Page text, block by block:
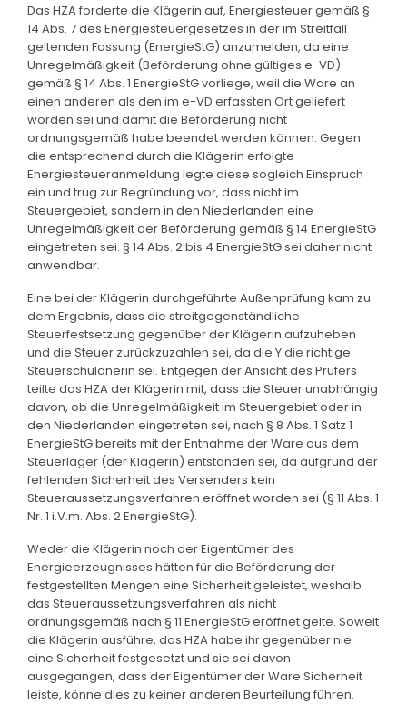
Das HZA forderte die Klägerin auf, Energiesteuer gemäß §
14 Abs. 7 des Energiesteuergesetzes in der im Streitfall
geltenden Fassung (EnergieStG) anzumelden, da eine
Unregelmäßigkeit (Beförderung ohne gültiges e-VD)
gemäß § 14 Abs. 1 EnergieStG vorliege, weil die Ware an
einen anderen als den im e-VD erfassten Ort geliefert
worden sei und damit die Beförderung nicht
ordnungsgemäß habe beendet werden können. Gegen
die entsprechend durch die Klägerin erfolgte
Energiesteueranmeldung legte diese sogleich Einspruch
ein und trug zur Begründung vor, dass nicht im
Steuergebiet, sondern in den Niederlanden eine
Unregelmäßigkeit der Beförderung gemäß § 14 EnergieStG
eingetreten sei. § 14 Abs. 2 bis 4 EnergieStG sei daher nicht
anwendbar.
Eine bei der Klägerin durchgeführte Außenprüfung kam zu
dem Ergebnis, dass die streitgegenständliche
Steuerfestsetzung gegenüber der Klägerin aufzuheben
und die Steuer zurückzuzahlen sei, da die Y die richtige
Steuerschuldnerin sei. Entgegen der Ansicht des Prüfers
teilte das HZA der Klägerin mit, dass die Steuer unabhängig
davon, ob die Unregelmäßigkeit im Steuergebiet oder in
den Niederlanden eingetreten sei, nach § 8 Abs. 1 Satz 1
EnergieStG bereits mit der Entnahme der Ware aus dem
Steuerlager (der Klägerin) entstanden sei, da aufgrund der
fehlenden Sicherheit des Versenders kein
Steueraussetzungsverfahren eröffnet worden sei (§ 11 Abs. 1
Nr. 1 i.V.m. Abs. 2 EnergieStG).
Weder die Klägerin noch der Eigentümer des
Energieerzeugnisses hätten für die Beförderung der
festgestellten Mengen eine Sicherheit geleistet, weshalb
das Steueraussetzungsverfahren als nicht
ordnungsgemäß nach § 11 EnergieStG eröffnet gelte. Soweit
die Klägerin ausführe, das HZA habe ihr gegenüber nie
eine Sicherheit festgesetzt und sie sei davon
ausgegangen, dass der Eigentümer der Ware Sicherheit
leiste, könne dies zu keiner anderen Beurteilung führen.